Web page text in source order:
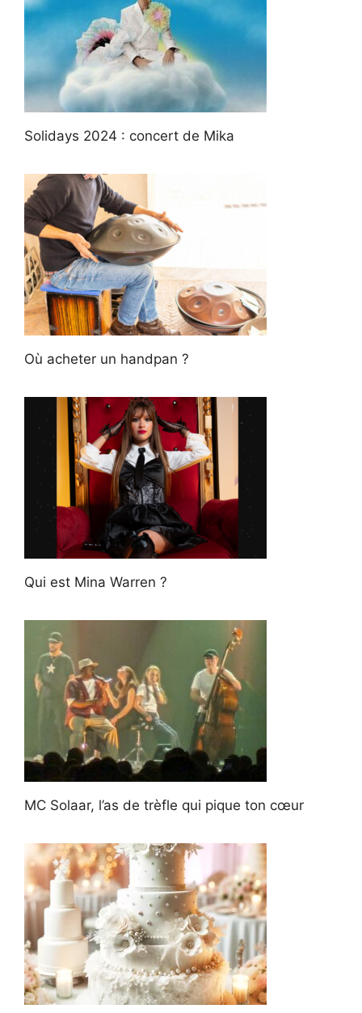
Solidays 2024 : concert de Mika
Où acheter un handpan ?
Qui est Mina Warren ?
MC Solaar, l’as de trèfle qui pique ton cœur